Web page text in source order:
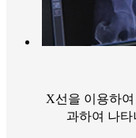
X선을 이용하
과하여 나